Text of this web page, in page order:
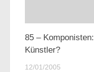
85 –
Künstler?
12/01/2005